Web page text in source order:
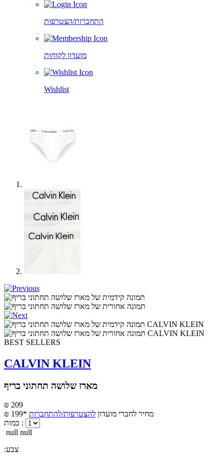
התחברות/הצטרפות
מועדון לקוחות
Wishlist
BEST SELLERS
CALVIN KLEIN
מארז שלושה תחתוני בריף
₪ 209
₪ 199*
מחיר לחברי מועדון להצטרפות/להתחברות
כמות :
null null
:צבע